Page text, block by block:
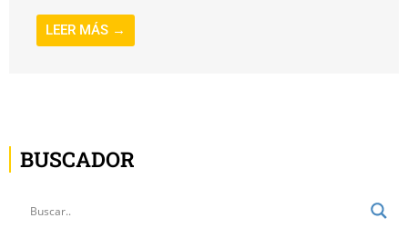
LEER MÁS →
BUSCADOR